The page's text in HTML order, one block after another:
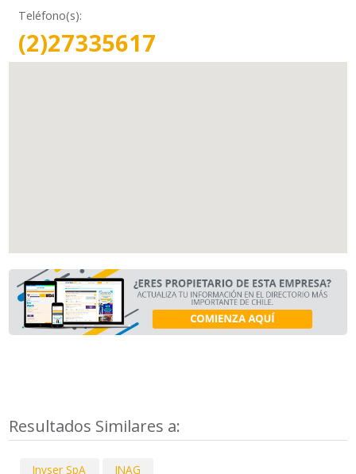
Teléfono(s):
(2)27335617
Resultados Similares a:
Invser SpA INAG